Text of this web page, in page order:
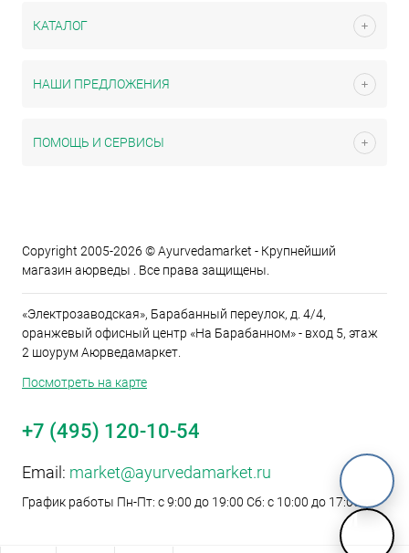
M
КАТАЛОГ
НАШИ ПРЕДЛОЖЕНИЯ
ПОМОЩЬ И СЕРВИСЫ
Copyright 2005-2026 © Ayurvedamarket - Крупнейший
магазин аюрведы . Все права защищены.
«Электрозаводская», Барабанный переулок, д. 4/4,
оранжевый офисный центр «На Барабанном» - вход 5, этаж
2 шоурум Аюрведамаркет.
Посмотреть на карте
+7 (495) 120-10-54
Email: market@ayurvedamarket.ru
График работы Пн-Пт: с 9:00 до 19:00 Сб: с 10:00 до 17:00